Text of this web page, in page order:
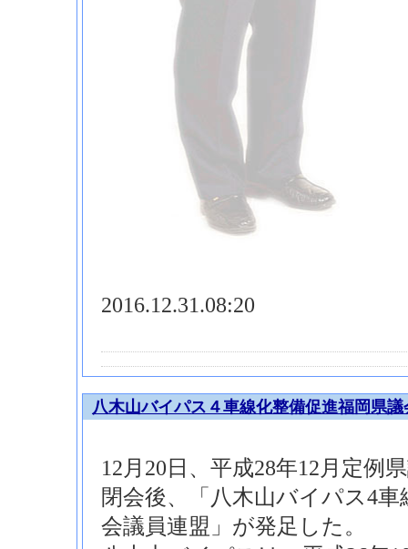
2016.12.31.08:20
八木山バイパス４車線化整備促進福岡県
12月20日、平成28年12月定例
閉会後、「八木山バイパス4
会議員連盟」が発足した。